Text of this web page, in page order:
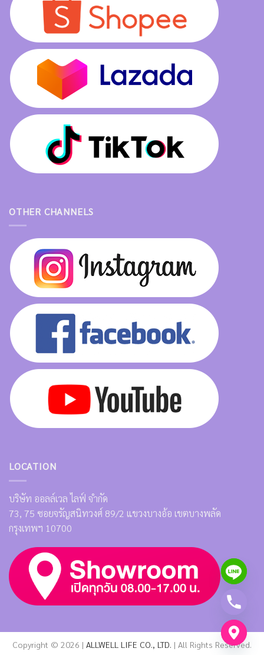
OTHER CHANNELS
LOCATION
บริษัท ออลล์เวล ไลฟ์ จำกัด
73, 75 ซอยจรัญสนิทวงศ์ 89/2 แขวงบางอ้อ เขตบางพลัด
กรุงเทพฯ 10700
Copyright © 2026 | ALLWELL LIFE CO., LTD. | All Rights Reserved.